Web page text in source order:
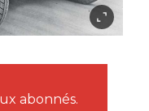
abonnés.